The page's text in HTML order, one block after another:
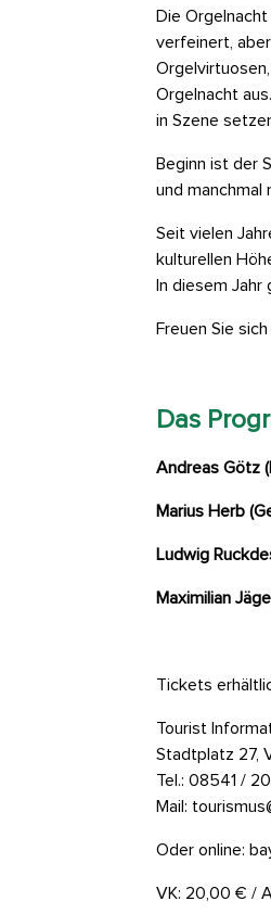
Die
verfeinert,
Orgelnacht
in Szene
Beginn ist der
und manchmal
Seit vielen
kulturellen
In diesem
Freuen Sie
Das
Andreas Götz
Marius Herb
Ludwig
Maximilian
Tickets
Tourist
Stadtplatz 27,
Tel.: 08541 /
Mail:
Oder online:
VK: 20,00 € /